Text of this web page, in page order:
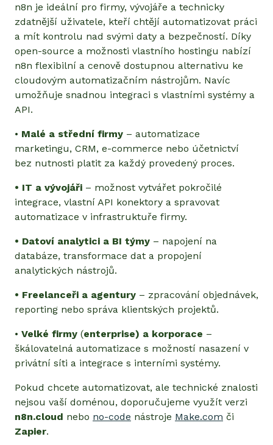
n8n je ideální pro firmy, vývojáře a technicky
zdatnější uživatele, kteří chtějí automatizovat práci
a mít kontrolu nad svými daty a bezpečností. Díky
open-source a možnosti vlastního hostingu nabízí
n8n flexibilní a cenově dostupnou alternativu ke
cloudovým automatizačním nástrojům. Navíc
umožňuje snadnou integraci s vlastními systémy a
API.
• Malé a střední firmy – automatizace
marketingu, CRM, e-commerce nebo účetnictví
bez nutnosti platit za každý provedený proces.
• IT a vývojáři – možnost vytvářet pokročilé
integrace, vlastní API konektory a spravovat
automatizace v infrastruktuře firmy.
• Datoví analytici a BI týmy – napojení na
databáze, transformace dat a propojení
analytických nástrojů.
• Freelanceři a agentury – zpracování objednávek,
reporting nebo správa klientských projektů.
• Velké firmy (enterprise) a korporace –
škálovatelná automatizace s možností nasazení v
privátní síti a integrace s interními systémy.
Pokud chcete automatizovat, ale technické znalosti
nejsou vaší doménou, doporučujeme využít verzi
n8n.cloud nebo no-code nástroje Make.com či
Zapier.